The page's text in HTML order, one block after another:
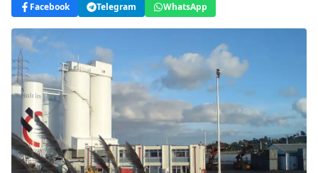
Facebook Telegram WhatsApp